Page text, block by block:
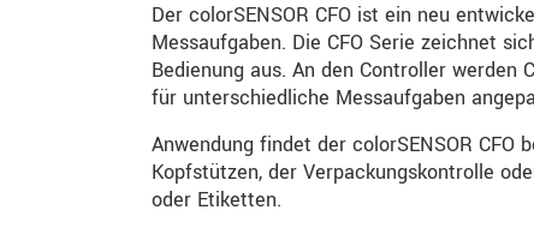
Der colorSENSOR CFO ist ein neu
Messaufgaben. Die CFO Serie zeichnet
Bedienung aus. An den Controller
für unterschiedliche Messaufgaben
Anwendung findet der colorSENSOR
Kopfstützen, der Verpackungskontrolle
oder Etiketten.
Nachricht*
Bitte halten Sie mich per Mail
* Pflichtangaben